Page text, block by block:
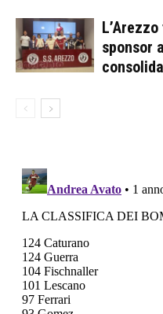
sponsor